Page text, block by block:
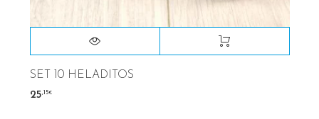
SET 10 HELADITOS
25,15€